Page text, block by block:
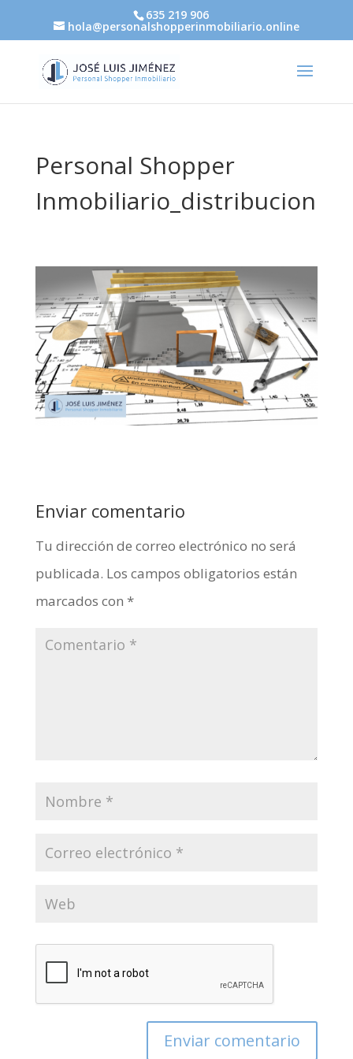
635 219 906
hola@personalshopperinmobiliario.online
Personal Shopper
Inmobiliario_distribucion
Enviar comentario
Tu dirección de correo electrónico no será
publicada. Los campos obligatorios están
marcados con *